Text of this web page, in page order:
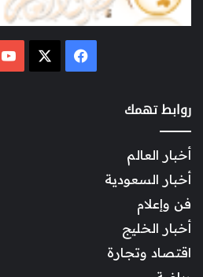
فيسبوك
روابط تهمك
أخبار العالم
أخبار السعودية
فن وإعلام
أخبار الخليج
اقتصاد وتجارة